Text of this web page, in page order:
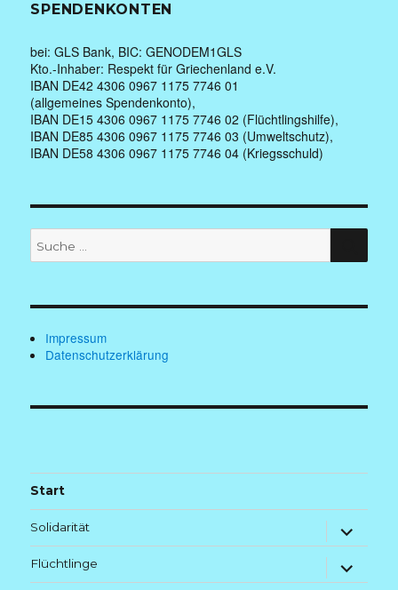
SPENDENKONTEN
bei: GLS Bank, BIC: GENODEM1GLS
Kto.-Inhaber: Respekt für Griechenland e.V.
IBAN DE42 4306 0967 1175 7746 01
(allgemeines Spendenkonto),
IBAN DE15 4306 0967 1175 7746 02 (Flüchtlingshilfe),
IBAN DE85 4306 0967 1175 7746 03 (Umweltschutz),
IBAN DE58 4306 0967 1175 7746 04 (Kriegsschuld)
nach:
Impressum
Datenschutzerklärung
Start
Solidarität
Untermenü
anzeigen
Flüchtlinge
Untermenü
anzeigen